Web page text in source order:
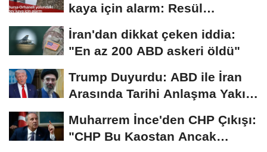
kaya için alarm: Resül
Kaplan'dan yetkililere...
İran'dan dikkat çeken iddia:
"En az 200 ABD askeri öldü"
Trump Duyurdu: ABD ile İran
Arasında Tarihi Anlaşma Yakın!
Muharrem İnce'den CHP Çıkışı:
"CHP Bu Kaostan Ancak